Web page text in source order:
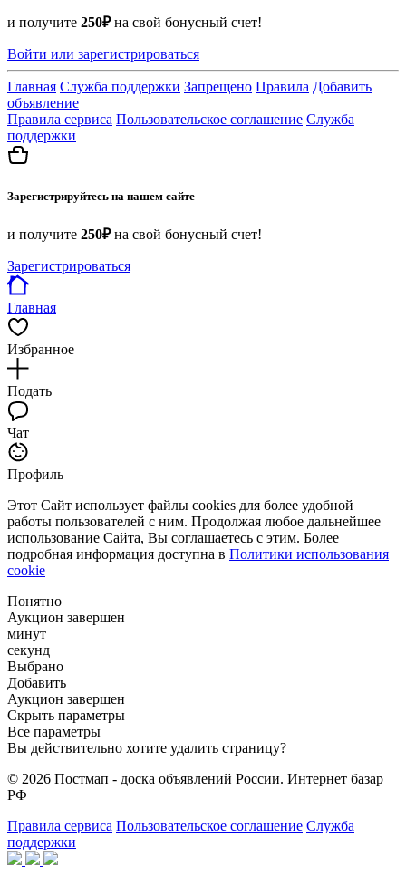
и получите 250₽на свой бонусный счет!
Войти или зарегистрироваться
Главная Служба поддержки Запрещено Правила Добавить
объявление
Правила сервиса Пользовательское соглашение Служба
поддержки
Зарегистрируйтесь на нашем сайте
и получите 250₽на свой бонусный счет!
Зарегистрироваться
Главная
Избранное
Подать
Чат
Профиль
Этот Сайт использует файлы cookies для более удобной
работы пользователей с ним. Продолжая любое дальнейшее
использование Сайта, Вы соглашаетесь с этим. Более
подробная информация доступна в Политики использования
cookie
Понятно
Аукцион завершен
минут
секунд
Выбрано
Добавить
Аукцион завершен
Скрыть параметры
Все параметры
Вы действительно хотите удалить страницу?
© 2026 Постмап - доска объявлений России. Интернет базар
РФ
Правила сервиса Пользовательское соглашение Служба
поддержки